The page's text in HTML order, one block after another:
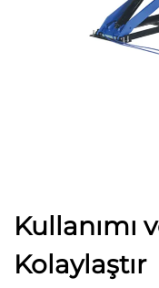
Kullanımı
Kolaylaştır